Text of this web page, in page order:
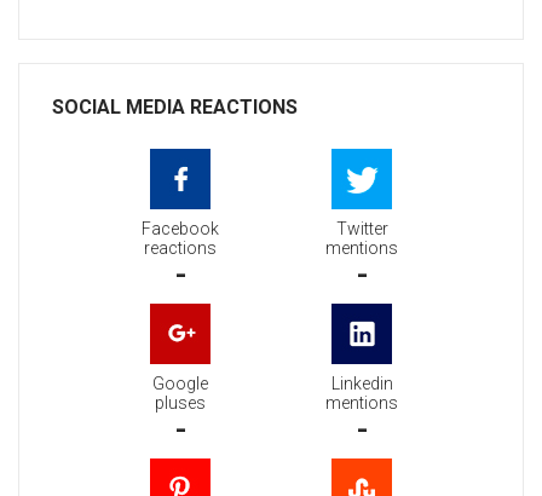
SOCIAL MEDIA REACTIONS
Facebook
reactions
-
Twitter
mentions
-
Google
pluses
-
Linkedin
mentions
-